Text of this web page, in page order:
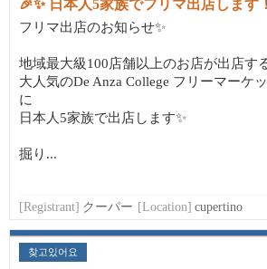
🎉✨ 日本人5家族でフリマ出店します
フリマ出店のお知らせ✨
地域最大級100店舗以上のお店が出店す
大人気のDe Anza College フリーマーケ
に
日本人5家族で出店します✨
掘り...
[Registrant] クーパー [Location] cupertino
찾고있어요